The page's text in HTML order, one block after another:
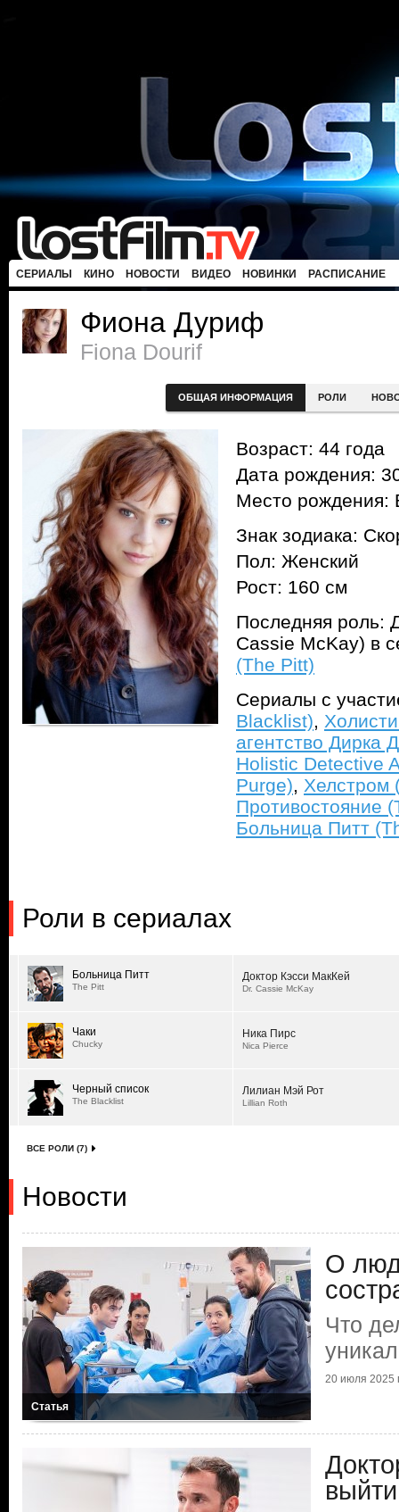
СЕРИАЛЫ КИНО НОВОСТИ ВИДЕО НОВИНКИ РАСПИСАНИЕ
Фиона Дуриф
Fiona Dourif
ОБЩАЯ ИНФОРМАЦИЯ РОЛИ
Возраст: 44 года
Дата рождения:
Место
Знак зодиака:
Пол: Женский
Рост: 160 см
Последняя роль:
Cassie McKay) в
(The Pitt)
Сериалы с
Blacklist),
агентство Дирка
Holistic Detective
Purge), Хелстром
Противостояние
Больница Питт
Роли в сериалах
Больница Питт
The Pitt
Доктор Кэсси МакКей
Dr. Cassie McKay
Чаки
Chucky
Ника Пирс
Nica Pierce
Черный список
The Blacklist
Лилиан Мэй Рот
Lillian Roth
ВСЕ РОЛИ (7)
Новости
Статья
О
Что
20 июля 2025